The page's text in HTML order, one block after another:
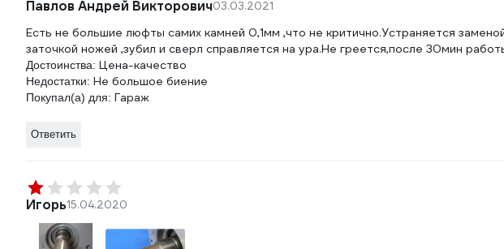
Павлов Андрей Викторович03.03.2021
Есть не большие люфты самих камней 0,1мм ,что не критично.Устраняется
заточкой ножей ,зубил и сверл справляется на ура.Не греется,после 30мин
Достоинства: Цена-качество
Недостатки: Не большое биение
Покупал(а) для: Гараж
Ответить
Игорь15.04.2020